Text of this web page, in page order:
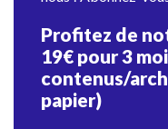
Profitez de
19€ pour 3
contenus/
papier)